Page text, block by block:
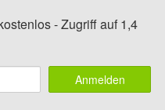
- Zugriff auf 1,4
Anmelden